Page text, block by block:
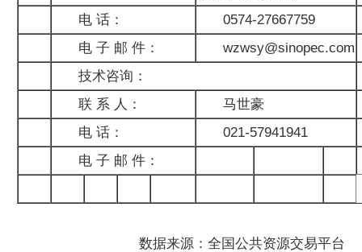
电 话：
0574-27667759
电 子 邮 件：
wzwsy@sinopec.com
技术咨询：
联 系 人：
马世豪
电 话：
021-57941941
电 子 邮 件：
数据来源：全国公共资源交易平台